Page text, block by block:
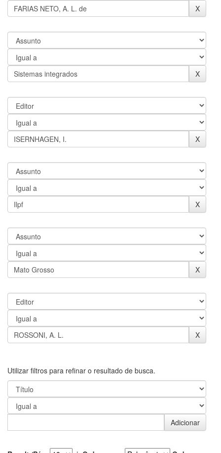
Utilizar filtros para refinar o resultado de busca.